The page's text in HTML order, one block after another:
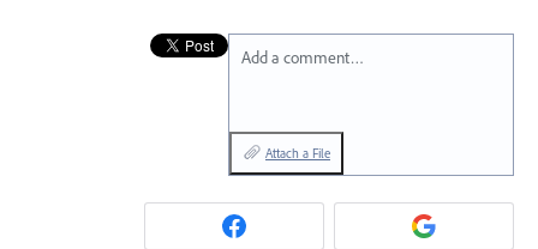
Add a comment…
Attach a File